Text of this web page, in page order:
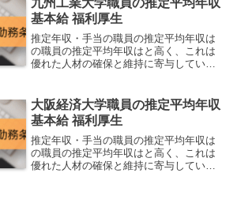
(35歳)(45歳)(5...
九州工業大学職員の推定平均年収
基本給 福利厚生
推定年収・手当の職員の推定平均年収は
の職員の推定平均年収はと高く、これは
優れた人材の確保と維持に寄与していま
提供しています。推定順位推定平均年収
(35歳)(45歳)(5...
大阪経済大学職員の推定平均年収
基本給 福利厚生
推定年収・手当の職員の推定平均年収は
の職員の推定平均年収はと高く、これは
優れた人材の確保と維持に寄与していま